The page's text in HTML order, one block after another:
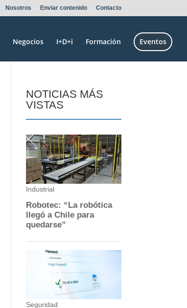
Nosotros Enviar contenido Contacto
Negocios I+D+i Formación Eventos
NOTICIAS MÁS
VISTAS